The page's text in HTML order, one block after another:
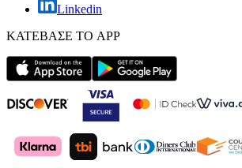
Linkedin
ΚΑΤΕΒΑΣΕ ΤΟ APP